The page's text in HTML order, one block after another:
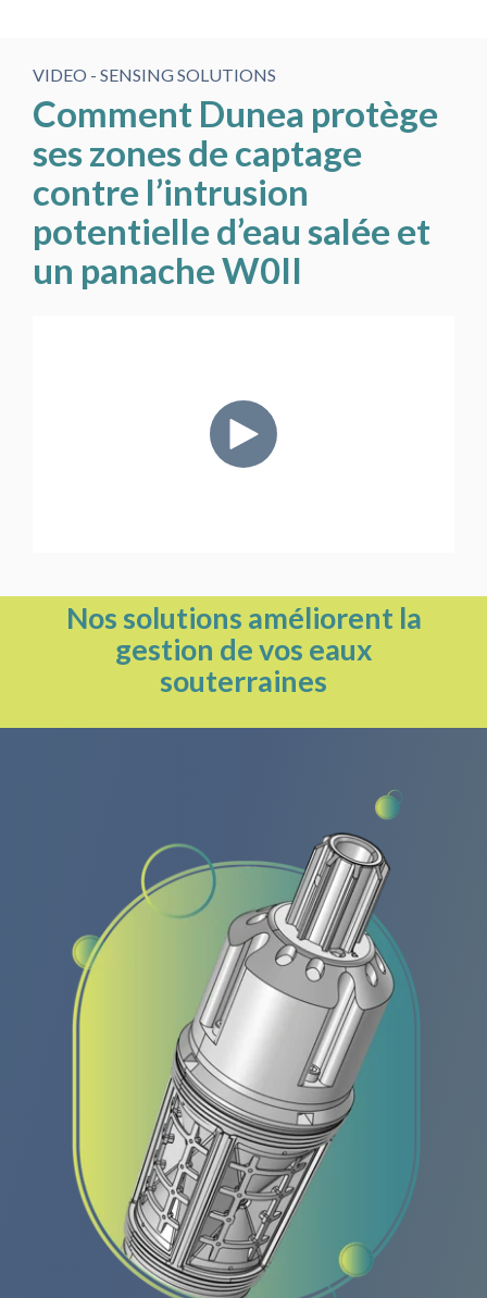
VIDEO - SENSING SOLUTIONS
Comment Dunea protège
ses zones de captage
contre l’intrusion
potentielle d’eau salée et
un panache W0II
Nos solutions améliorent la
gestion de vos eaux
souterraines